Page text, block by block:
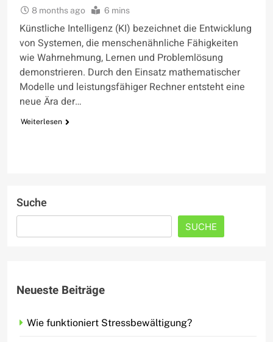
8 months ago 6 mins
Künstliche Intelligenz (KI) bezeichnet die Entwicklung
von Systemen, die menschenähnliche Fähigkeiten
wie Wahrnehmung, Lernen und Problemlösung
demonstrieren. Durch den Einsatz mathematischer
Modelle und leistungsfähiger Rechner entsteht eine
neue Ära der…
Weiterlesen
Suche
SUCHE
Neueste Beiträge
Wie funktioniert Stressbewältigung?